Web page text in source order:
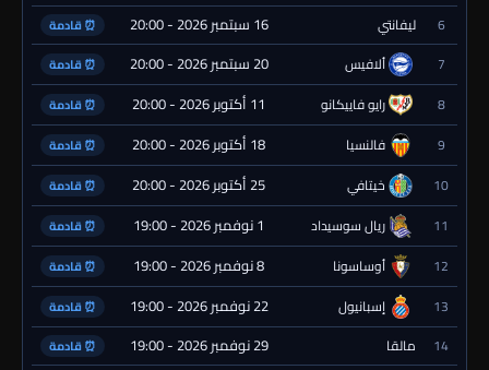
6 ليفانتي 16 سبتمبر 2026 - 20:00 ⏰ قادمة
7 ألافيس 20 سبتمبر 2026 - 20:00 ⏰ قادمة
8 رايو فاييكانو 11 أكتوبر 2026 - 20:00 ⏰ قادمة
9 فالنسيا 18 أكتوبر 2026 - 20:00 ⏰ قادمة
10 خيتافي 25 أكتوبر 2026 - 20:00 ⏰ قادمة
11 ريال سوسيداد 1 نوفمبر 2026 - 19:00 ⏰ قادمة
12 أوساسونا 8 نوفمبر 2026 - 19:00 ⏰ قادمة
13 إسبانيول 22 نوفمبر 2026 - 19:00 ⏰ قادمة
14 مالقا 29 نوفمبر 2026 - 19:00 ⏰ قادمة